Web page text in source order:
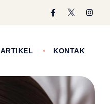
ARTIKEL KONTAK